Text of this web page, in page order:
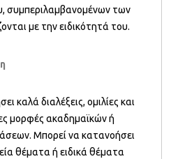
συμπεριλαμβανομένων των
με την ειδικότητά του.
καλά διαλέξεις, ομιλίες και
μορφές ακαδημαϊκών ή
Μπορεί να κατανοήσει
θέματα ή ειδικά θέματα